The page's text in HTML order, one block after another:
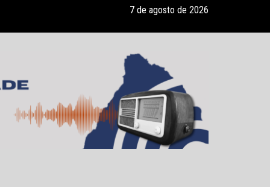
política pode afetar investimentos, empregos e consumo
7 de agosto de 2026